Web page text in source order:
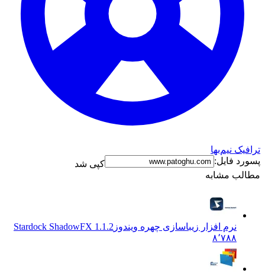
ترافیک نیم‌بها
پسورد فایل:
کپی شد
مطالب مشابه
نرم افزار زیباسازی چهره ویندوز Stardock ShadowFX 1.1.2
۸٬۷۸۸